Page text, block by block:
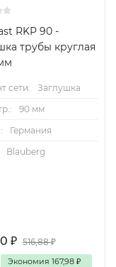
RKP 90 -
трубы круглая
сети:
Заглушка
90 мм
Германия
Blauberg
₽ 516,88₽
Экономия 167,98 ₽